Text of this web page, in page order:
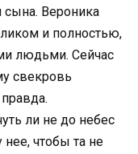
сына. Вероника
и полностью,
людьми. Сейчас
свекровь
ли не до небес
нее, чтобы та не